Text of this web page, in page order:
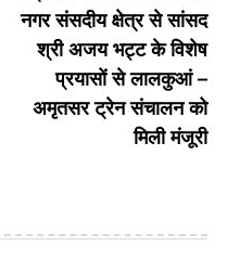
नगर संसदीय क्षेत्र से सांसद
श्री अजय भट्ट के विशेष
प्रयासों से लालकुआं –
अमृतसर ट्रेन संचालन को
मिली मंजूरी